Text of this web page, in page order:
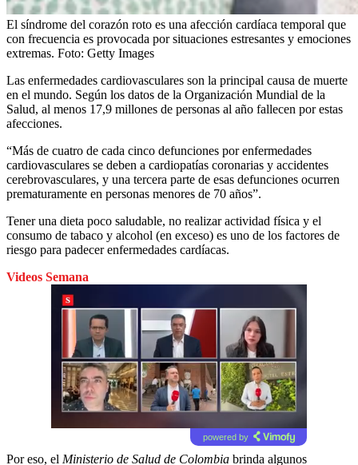
El síndrome del corazón roto es una afección cardíaca temporal que
con frecuencia es provocada por situaciones estresantes y emociones
extremas. Foto: Getty Images
Las enfermedades cardiovasculares son la principal causa de muerte
en el mundo. Según los datos de la Organización Mundial de la
Salud, al menos 17,9 millones de personas al año fallecen por estas
afecciones.
“Más de cuatro de cada cinco defunciones por enfermedades
cardiovasculares se deben a cardiopatías coronarias y accidentes
cerebrovasculares, y una tercera parte de esas defunciones ocurren
prematuramente en personas menores de 70 años”.
Tener una dieta poco saludable, no realizar actividad física y el
consumo de tabaco y alcohol (en exceso) es uno de los factores de
riesgo para padecer enfermedades cardíacas.
Videos Semana
powered by
Por eso, el Ministerio de Salud de Colombia brinda algunos